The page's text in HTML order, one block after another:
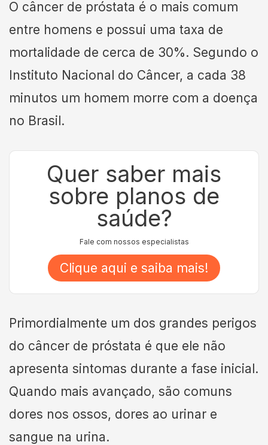
O câncer de próstata é o mais comum
entre homens e possui uma taxa de
mortalidade de cerca de 30%. Segundo o
Instituto Nacional do Câncer, a cada 38
minutos um homem morre com a doença
no Brasil.
Quer saber mais
sobre planos de
saúde?
Fale com nossos especialistas
Clique aqui e saiba mais!
Primordialmente um dos grandes perigos
do câncer de próstata é que ele não
apresenta sintomas durante a fase inicial.
Quando mais avançado, são comuns
dores nos ossos, dores ao urinar e
sangue na urina.